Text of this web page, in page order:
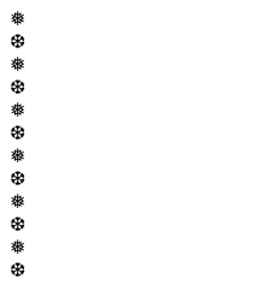
❅
❆
❅
❆
❅
❆
❅
❆
❅
❆
❅
❆